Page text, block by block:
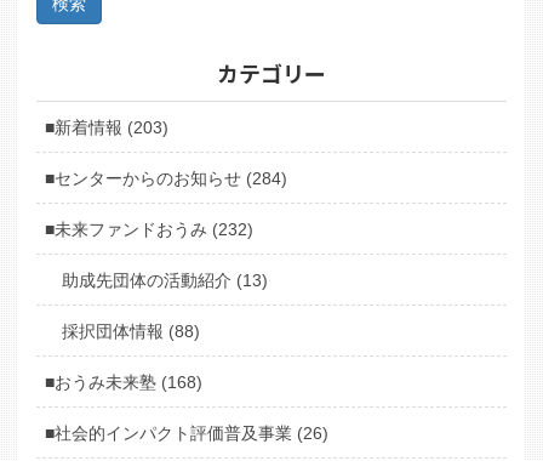
カテゴリー
■新着情報 (203)
■センターからのお知らせ (284)
■未来ファンドおうみ (232)
助成先団体の活動紹介 (13)
採択団体情報 (88)
■おうみ未来塾 (168)
■社会的インパクト評価普及事業 (26)